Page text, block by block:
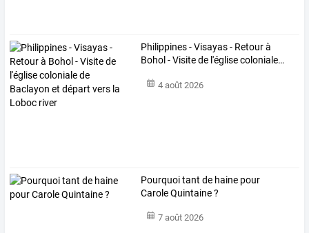
Philippines-Visayas- Retourà
Bohol -Visitede l'églisecoloniale…
4 août 2026
Pourquoi tant de haine pour
Carole Quintaine ?
7 août 2026